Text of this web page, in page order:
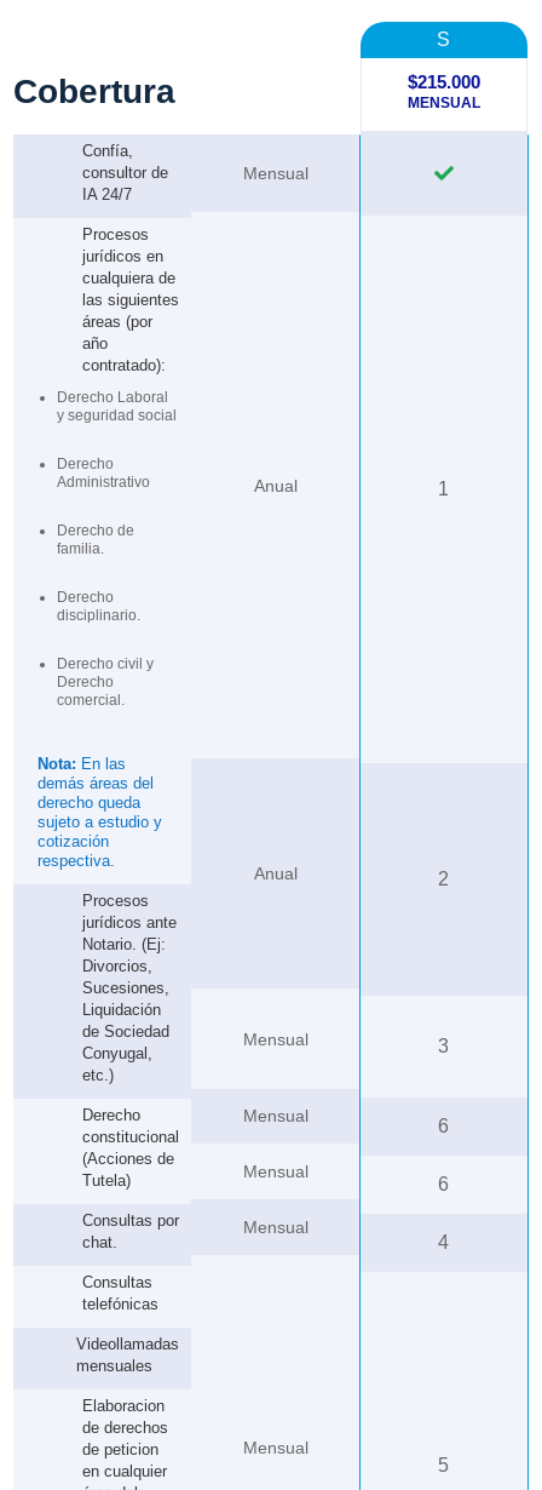
Cobertura
Confía,
consultor de
IA 24/7
Procesos
jurídicos en
cualquiera de
las siguientes
áreas (por
año
contratado):
Derecho Laboral
y seguridad social
Derecho
Administrativo
Derecho de
familia.
Derecho
disciplinario.
Derecho civil y
Derecho
comercial.
Nota: En las
demás áreas del
derecho queda
sujeto a estudio y
cotización
respectiva.
Procesos
jurídicos ante
Notario. (Ej:
Divorcios,
Sucesiones,
Liquidación
de Sociedad
Conyugal,
etc.)
Derecho
constitucional
(Acciones de
Tutela)
Consultas por
chat.
Consultas
telefónicas
Videollamadas
mensuales
Elaboracion
de derechos
de peticion
en cualquier
Mensual
Anual
Anual
Mensual
Mensual
Mensual
Mensual
Mensual
S
$215.000
MENSUAL

1
2
3
6
6
4
5